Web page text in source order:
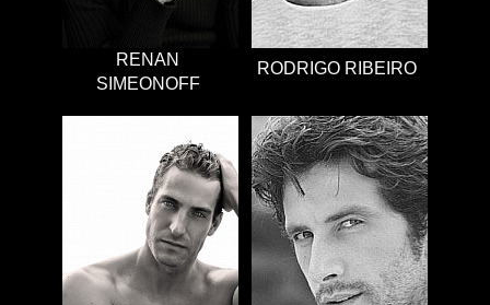
RENAN
SIMEONOFF
RODRIGO RIBEIRO